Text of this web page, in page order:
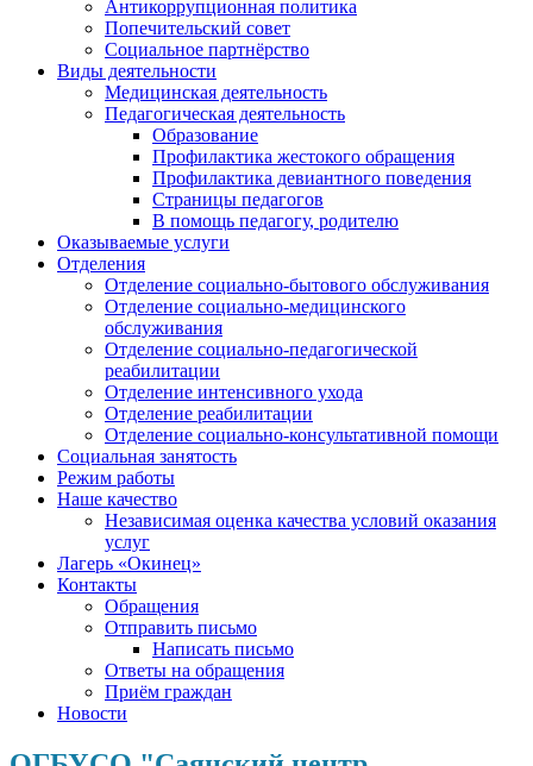
Антикоррупционная политика
Попечительский совет
Социальное партнёрство
Виды деятельности
Медицинская деятельность
Педагогическая деятельность
Образование
Профилактика жестокого обращения
Профилактика девиантного поведения
Страницы педагогов
В помощь педагогу, родителю
Оказываемые услуги
Отделения
Отделение социально-бытового обслуживания
Отделение социально-медицинского
обслуживания
Отделение социально-педагогической
реабилитации
Отделение интенсивного ухода
Отделение реабилитации
Отделение социально-консультативной помощи
Социальная занятость
Режим работы
Наше качество
Независимая оценка качества условий оказания
услуг
Лагерь «Окинец»
Контакты
Обращения
Отправить письмо
Написать письмо
Ответы на обращения
Приём граждан
Новости